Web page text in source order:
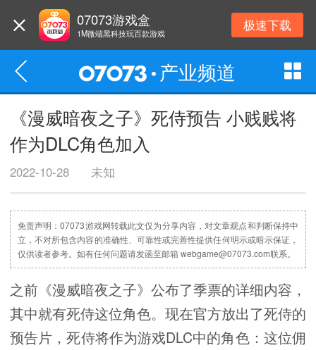
07073游戏盒
1M微端黑科技玩百款游戏 极速下载
产业频道
《漫威暗夜之子》死侍预告 小贱贱将
作为DLC角色加入
2022-10-28 未知
免责声明：07073游戏网转载此文仅为分享内容，对文章观点和判断保持中
立，不对所包含内容的准确性、可靠性或完善性提供任何明示或暗示保证，
仅供读者参考。如有任何问题请发函至邮箱 webgame@07073.com联系。
之前《漫威暗夜之子》公布了季票的详细内容，
其中就有死侍这位角色。现在官方放出了死侍的
预告片，死侍将作为游戏DLC中的角色：这位佣